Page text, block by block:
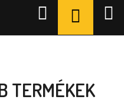
TERMÉKEK